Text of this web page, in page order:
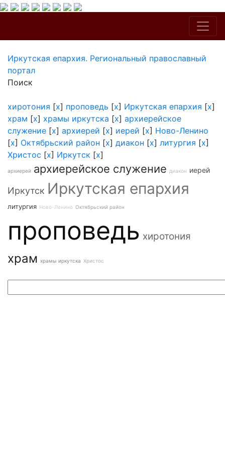
Иркутская епархия. Региональный православный
портал
Поиск
хиротония [x] проповедь [x] Иркутская епархия [x]
храм [x] храмы иркутска [x] архиерейское
служение [x] архиерей [x] иерей [x] Ново-Ленино
[x] Октябрьский район [x] диакон [x] литургия [x]
Христос [x] Иркутск [x]
архиерей архиерейское служение диакон иерей
Иркутск Иркутская епархия
литургия Ново-Ленино Октябрьский район
проповедь хиротония
храм храмы иркутска Христос